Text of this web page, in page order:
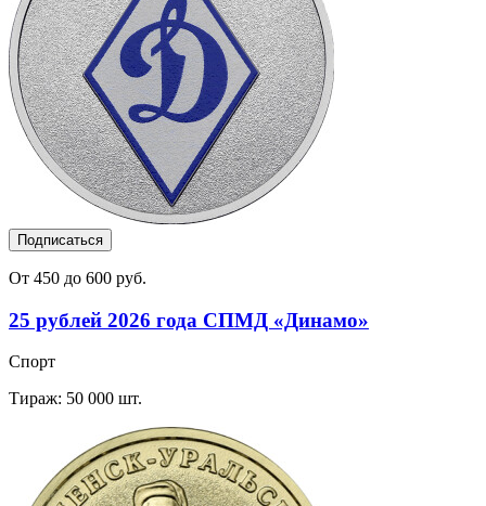
Подписаться
От 450 до 600 руб.
25 рублей 2026 года СПМД «Динамо»
Спорт
Тираж: 50 000 шт.